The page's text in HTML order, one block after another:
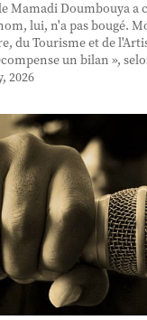
Mamadi Doumbouya a
lui, n'a pas bougé.
du Tourisme et de
un bilan »,
2026